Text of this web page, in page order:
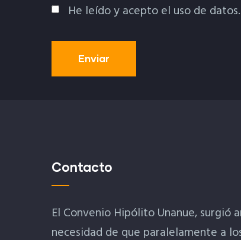
Política De Privacidad
He leído y acepto el uso de datos.
Contacto
El Convenio Hipólito Unanue, surgió
necesidad de que paralelamente a